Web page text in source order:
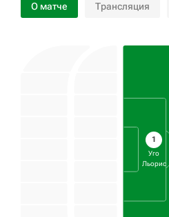
О матче Трансляция
1
Уго
Льорис